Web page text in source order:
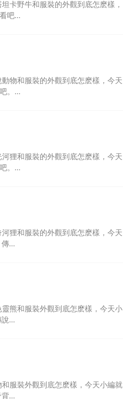
卡野牛和服裝的外觀到底怎麽樣，
吧...
物和服裝的外觀到底怎麽樣，今天
。...
狸和服裝的外觀到底怎麽樣，今天
。...
狸和服裝的外觀到底怎麽樣，今天
...
熊和服裝外觀到底怎麽樣，今天小
...
服裝外觀到底怎麽樣，今天小編就
...